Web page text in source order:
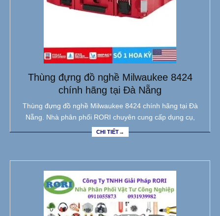
Thùng đựng đồ nghề Milwaukee 8424
chính hãng tại Đà Nẵng
Thùng đựng đồ nghề Milwaukee 8424 chính hãng tại Đà
Nẵng. Nhà phân phối RORI chuyên cung cấp dụng cụ,
CHI TIẾT→